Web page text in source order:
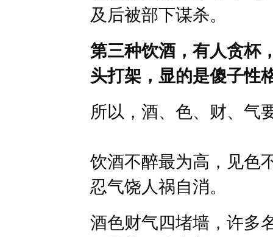
及后被部下谋杀。
第三种饮酒，有人贪杯
头打架，显的是傻子性
所以，酒、色、财、气
饮酒不醉最为高，见色
忍气饶人祸自消。
酒色财气四堵墙，许多